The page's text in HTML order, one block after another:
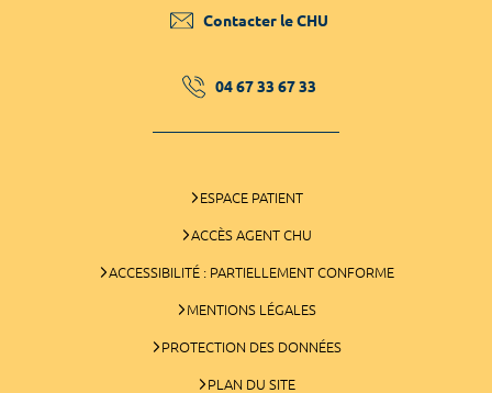
Contacter le CHU
04 67 33 67 33
ESPACE PATIENT
ACCÈS AGENT CHU
ACCESSIBILITÉ : PARTIELLEMENT CONFORME
MENTIONS LÉGALES
PROTECTION DES DONNÉES
PLAN DU SITE